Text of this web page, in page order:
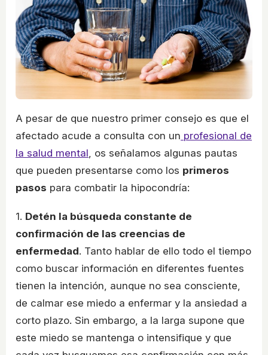
A pesar de que nuestro primer consejo es que el
afectado acude a consulta con un profesional de
la salud mental , os señalamos algunas pautas
que pueden presentarse como los primeros
pasos para combatir la hipocondría:
1. Detén la búsqueda constante de
confirmación de las creencias de
enfermedad. Tanto hablar de ello todo el tiempo
como buscar información en diferentes fuentes
tienen la intención, aunque no sea consciente,
de calmar ese miedo a enfermar y la ansiedad a
corto plazo. Sin embargo, a la larga supone que
este miedo se mantenga o intensifique y que